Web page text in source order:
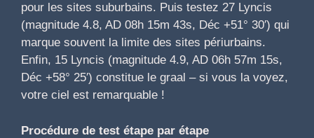
pour les sites suburbains. Puis testez 27 Lyncis
(magnitude 4.8, AD 08h 15m 43s, Déc +51° 30′) qui
marque souvent la limite des sites périurbains.
Enfin, 15 Lyncis (magnitude 4.9, AD 06h 57m 15s,
Déc +58° 25′) constitue le graal – si vous la voyez,
votre ciel est remarquable !
Procédure de test étape par étape